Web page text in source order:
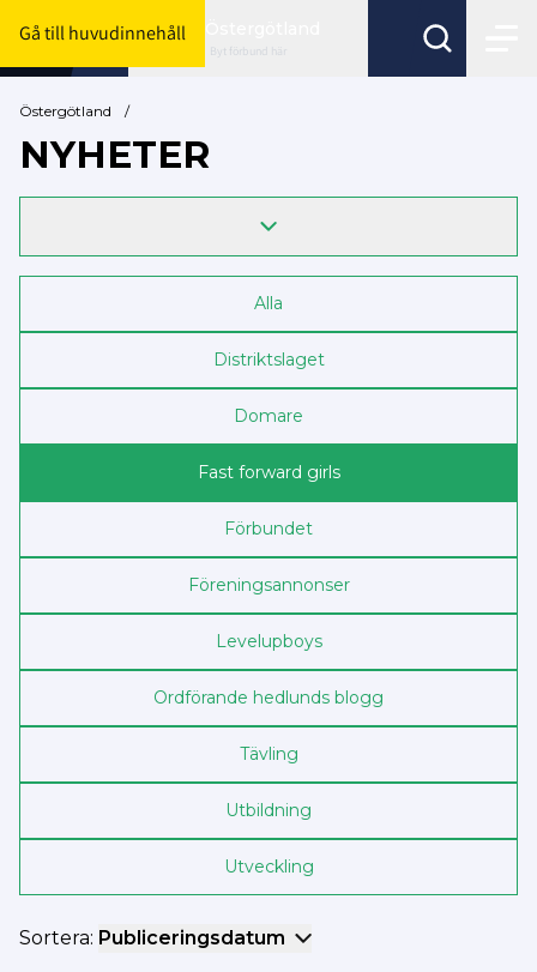
Gå till huvudinnehåll
Byt förbund här
Östergötland /
NYHETER
Alla
Distriktslaget
Domare
Fast forward girls
Förbundet
Föreningsannonser
Levelupboys
Ordförande hedlunds blogg
Tävling
Utbildning
Utveckling
Sortera: Publiceringsdatum